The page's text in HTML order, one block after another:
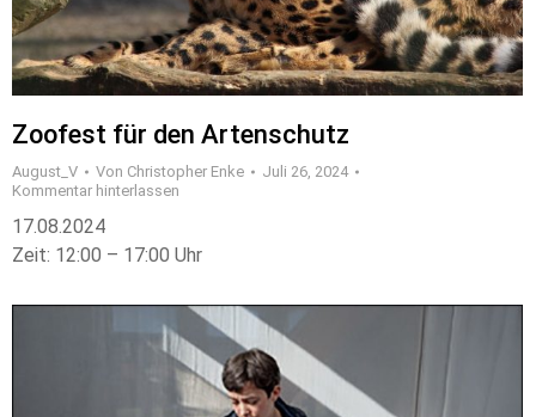
Zoofest für den Artenschutz
August_V Von Christopher Enke
Juli 26, 2024
Kommentar hinterlassen
17.08.2024
Zeit: 12:00 – 17:00 Uhr